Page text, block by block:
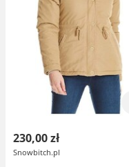
230,00 zł
Snowbitch.pl